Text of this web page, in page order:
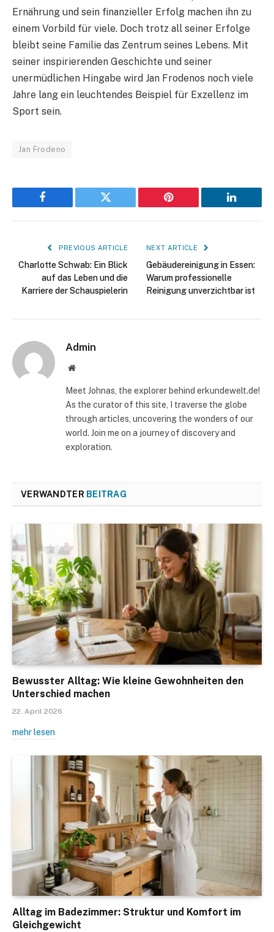
Ernährung und sein finanzieller Erfolg machen ihn zu
einem Vorbild für viele. Doch trotz all seiner Erfolge
bleibt seine Familie das Zentrum seines Lebens. Mit
seiner inspirierenden Geschichte und seiner
unermüdlichen Hingabe wird Jan Frodenos noch viele
Jahre lang ein leuchtendes Beispiel für Exzellenz im
Sport sein.
Jan Frodeno
Facebook Twitter Pinterest LinkedIn
PREVIOUS ARTICLE
Charlotte Schwab: Ein Blick
auf das Leben und die
Karriere der Schauspielerin
NEXT ARTICLE
Gebäudereinigung in Essen:
Warum professionelle
Reinigung unverzichtbar ist
Admin
Website
Meet Johnas, the explorer behind erkundewelt.de!
As the curator of this site, I traverse the globe
through articles, uncovering the wonders of our
world. Join me on a journey of discovery and
exploration.
VERWANDTER BEITRAG
Bewusster Alltag: Wie kleine Gewohnheiten den
Unterschied machen
22. April 2026
mehr lesen
Alltag im Badezimmer: Struktur und Komfort im
Gleichgewicht